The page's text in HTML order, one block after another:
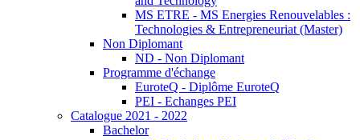
MS ETRE - MS Energies Renouvelables :
Technologies & Entrepreneuriat (Master)
Non Diplomant
ND - Non Diplomant
Programme d'échange
EuroteQ - Diplôme EuroteQ
PEI - Echanges PEI
Catalogue 2021 - 2022
Bachelor